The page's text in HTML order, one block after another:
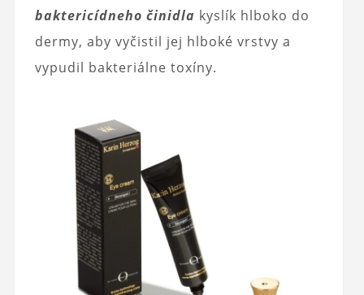
baktericídneho činidla kyslík hlboko do
dermy, aby vyčistil jej hlboké vrstvy a
vypudil bakteriálne toxíny.